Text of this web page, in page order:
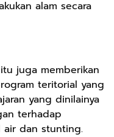
alam secara
juga memberikan
teritorial yang
yang dinilainya
terhadap
air dan stunting.